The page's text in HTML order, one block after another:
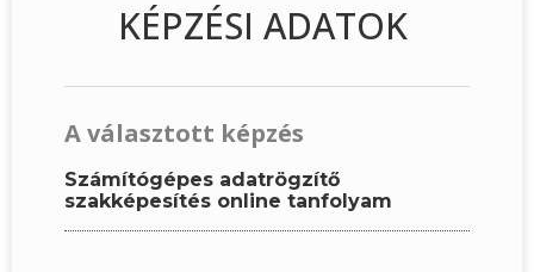
KÉPZÉSI ADATOK
A választott képzés
Számítógépes adatrögzítő
szakképesítés online tanfolyam